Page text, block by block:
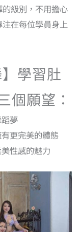
的級別，不用擔心
在每位學員身上
學習肚
個願望：
夢
更完美的體態
性感的魅力